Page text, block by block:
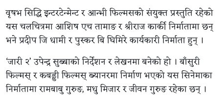
वृषभ सिद्धि इन्टरटेन्मेन्ट र आन्भी फिल्मसको संयुक्त प्रस्तुति रहेको
यस चलचित्रमा आशिष एच तामाङ र श्रीराज कार्की निर्मातामा छन्
भने प्रदीप जि धामी र पुस्कर बि घिमिरे कार्यकारी निर्माता हुन् ।
‘जारी २’ उपेन्द्र सुब्बाको निर्देशन र लेखनमा बनेको हो । बाँसुरी
फिल्मस् र कबड्डी फिल्मस् ब्यानरमा निर्माण भएको यस सिनेमाका
निर्मातामा रामबाबु गुरुङ, मधु मिजार र जीवन गुरुङ रहेका छन् ।